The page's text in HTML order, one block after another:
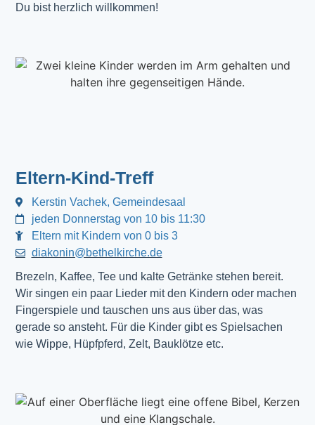
Du bist herzlich willkommen!
Eltern-Kind-Treff
Kerstin Vachek, Gemeindesaal
jeden Donnerstag von 10 bis 11:30
Eltern mit Kindern von 0 bis 3
diakonin@bethelkirche.de
Brezeln, Kaffee, Tee und kalte Getränke stehen bereit.
Wir singen ein paar Lieder mit den Kindern oder machen
Fingerspiele und tauschen uns aus über das, was
gerade so ansteht. Für die Kinder gibt es Spielsachen
wie Wippe, Hüpfpferd, Zelt, Bauklötze etc.